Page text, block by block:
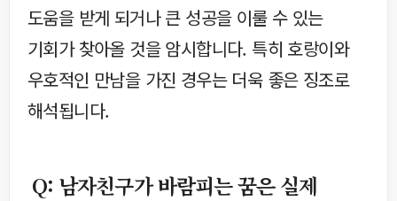
도움을 받게 되거나 큰 성공을 이룰 수 있는
기회가 찾아올 것을 암시합니다. 특히 호랑이와
우호적인 만남을 가진 경우는 더욱 좋은 징조로
해석됩니다.
Q: 남자친구가 바람피는 꿈은 실제